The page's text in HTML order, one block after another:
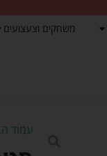
משחקים וצעצועים
עמוד